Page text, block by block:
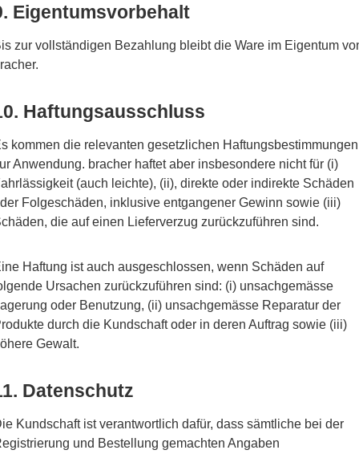
Eigentumsvorbehalt
zur vollständigen Bezahlung bleibt die Ware im Eigentum
Haftungsausschluss
kommen die relevanten gesetzlichen Haftungsbestimmungen
Anwendung. bracher haftet aber insbesondere nicht für (i)
(auch leichte), (ii), direkte oder indirekte Schäden
Folgeschäden, inklusive entgangener Gewinn sowie (iii)
die auf einen Lieferverzug zurückzuführen sind.
Haftung ist auch ausgeschlossen, wenn Schäden auf
Ursachen zurückzuführen sind: (i) unsachgemässe
oder Benutzung, (ii) unsachgemässe Reparatur der
durch die Kundschaft oder in deren Auftrag sowie (iii)
Gewalt.
Datenschutz
Kundschaft ist verantwortlich dafür, dass sämtliche bei der
und Bestellung gemachten Angaben